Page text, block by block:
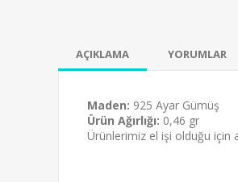
AÇIKLAMA YORUMLAR
Maden: 925 Ayar Gümüş
Ürün Ağırlığı: 0,46 gr
Ürünlerimiz el işi olduğu için